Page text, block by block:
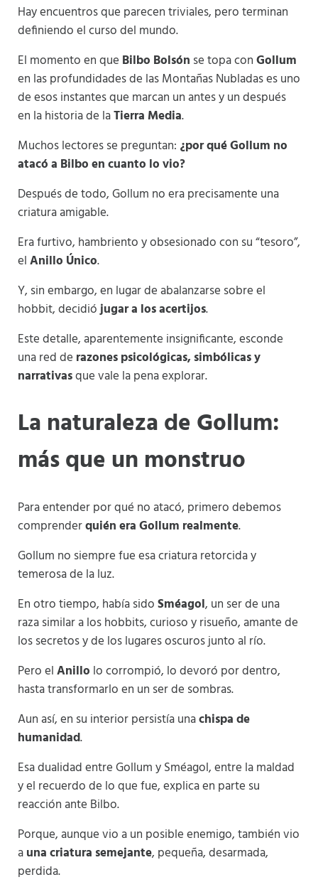
Hay encuentros que parecen triviales, pero terminan
definiendo el curso del mundo.
El momento en que Bilbo Bolsón se topa conGollum
en las profundidades de las Montañas Nubladas es uno
de esos instantes que marcan un antes y un después
en la historia de laTierra Media.
Muchos lectores se preguntan: ¿por qué Gollum no
atacó a Bilbo en cuanto lo vio?
Después de todo, Gollum no era precisamente una
criatura amigable.
Era furtivo, hambriento y obsesionado con su “tesoro”,
elAnillo Único.
Y, sin embargo, en lugar de abalanzarse sobre el
hobbit, decidiójugar a los acertijos.
Este detalle, aparentemente insignificante, esconde
una red de razones psicológicas, simbólicas y
narrativasque vale la pena explorar.
La naturaleza de Gollum:
más que un monstruo
Para entender por qué no atacó, primero debemos
comprenderquién era Gollum realmente.
Gollum no siempre fue esa criatura retorcida y
temerosa de la luz.
En otro tiempo, había sidoSméagol, un ser de una
raza similar a los hobbits, curioso y risueño, amante de
los secretos y de los lugares oscuros junto al río.
Pero elAnillo lo corrompió, lo devoró por dentro,
hasta transformarlo en un ser de sombras.
Aun así, en su interior persistía unachispa de
humanidad.
Esa dualidad entre Gollum y Sméagol, entre la maldad
y el recuerdo de lo que fue, explica en parte su
reacción ante Bilbo.
Porque, aunque vio a un posible enemigo, también vio
auna criatura semejante, pequeña, desarmada,
perdida.